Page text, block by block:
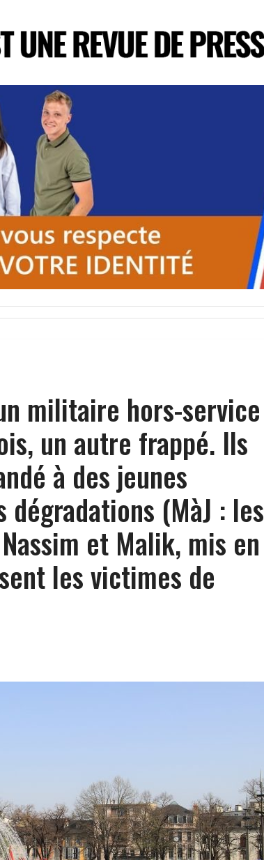
militaire hors-service
un autre frappé. Ils
à des jeunes
dégradations (MàJ : les
et Malik, mis en
les victimes de